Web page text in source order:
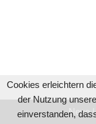
Neve|
Cookies erleichtern
der Nutzung
einverstanden,